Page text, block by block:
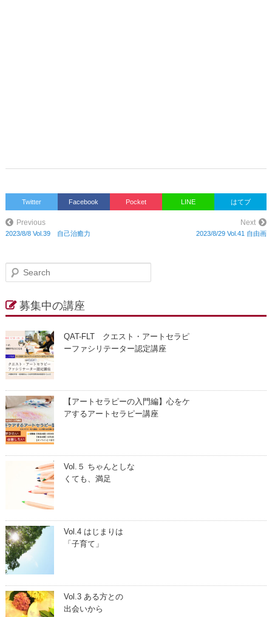
Twitter Facebook Pocket LINE はてブ
Previous
2023/8/8 Vol.39 自己治癒力
Next
2023/8/29 Vol.41 自由画
c
募集中の講座
QAT-FLT クエスト・アートセラピ
ーファシリテーター認定講座
【アートセラピーの入門編】心をケ
アするアートセラピー講座
Vol.５ ちゃんとしな
くても、満足
Vol.4 はじまりは
「子育て」
Vol.3 ある方との
出会いから